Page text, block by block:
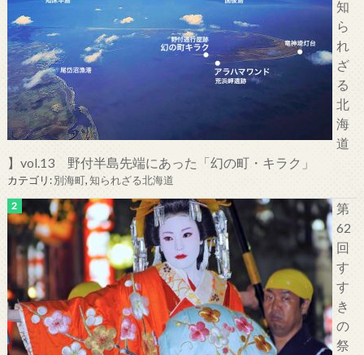
知
ら
れ
ざ
る
北
海
道
】vol.13 野付半島先端にあった「幻の町・キラク」
カテゴリ:別海町,知られざる北海道
第
62
回
す
す
き
の
祭